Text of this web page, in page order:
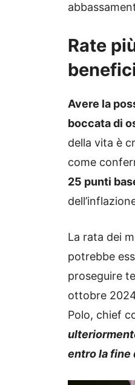
Rate
Avere la
boccata di
della vita è
come
25 punti
La rata dei
potrebbe
proseguire
ottobre
Polo, chief
entro la fine